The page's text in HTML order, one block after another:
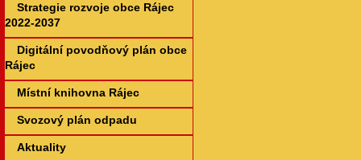
Strategie rozvoje obce Rájec
2022-2037
Digitální povodňový plán obce
Rájec
Místní knihovna Rájec
Svozový plán odpadu
Aktuality